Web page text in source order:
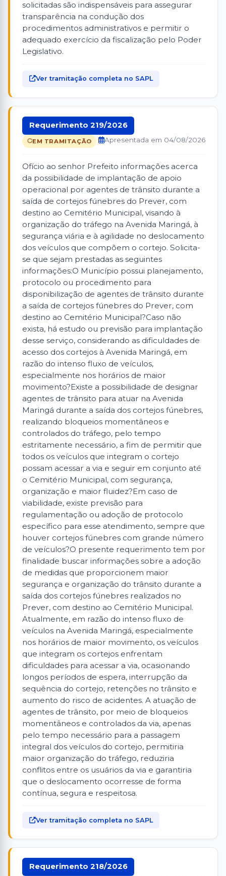
solicitadas são indispensáveis para assegurar
transparência na condução dos
procedimentos administrativos e permitir o
adequado exercício da fiscalização pelo Poder
Legislativo.
Ver tramitação completa no SAPL
Requerimento 219/2026
EM TRAMITAÇÃO Apresentada em 04/08/2026
Ofício ao senhor Prefeito informações acerca
da possibilidade de implantação de apoio
operacional por agentes de trânsito durante a
saída de cortejos fúnebres do Prever, com
destino ao Cemitério Municipal, visando à
organização do tráfego na Avenida Maringá, à
segurança viária e à agilidade no deslocamento
dos veículos que compõem o cortejo. Solicita-
se que sejam prestadas as seguintes
informações:O Município possui planejamento,
protocolo ou procedimento para
disponibilização de agentes de trânsito durante
a saída de cortejos fúnebres do Prever, com
destino ao Cemitério Municipal?Caso não
exista, há estudo ou previsão para implantação
desse serviço, considerando as dificuldades de
acesso dos cortejos à Avenida Maringá, em
razão do intenso fluxo de veículos,
especialmente nos horários de maior
movimento?Existe a possibilidade de designar
agentes de trânsito para atuar na Avenida
Maringá durante a saída dos cortejos fúnebres,
realizando bloqueios momentâneos e
controlados do tráfego, pelo tempo
estritamente necessário, a fim de permitir que
todos os veículos que integram o cortejo
possam acessar a via e seguir em conjunto até
o Cemitério Municipal, com segurança,
organização e maior fluidez?Em caso de
viabilidade, existe previsão para
regulamentação ou adoção de protocolo
específico para esse atendimento, sempre que
houver cortejos fúnebres com grande número
de veículos?O presente requerimento tem por
finalidade buscar informações sobre a adoção
de medidas que proporcionem maior
segurança e organização do trânsito durante a
saída dos cortejos fúnebres realizados no
Prever, com destino ao Cemitério Municipal.
Atualmente, em razão do intenso fluxo de
veículos na Avenida Maringá, especialmente
nos horários de maior movimento, os veículos
que integram os cortejos enfrentam
dificuldades para acessar a via, ocasionando
longos períodos de espera, interrupção da
sequência do cortejo, retenções no trânsito e
aumento do risco de acidentes. A atuação de
agentes de trânsito, por meio de bloqueios
momentâneos e controlados da via, apenas
pelo tempo necessário para a passagem
integral dos veículos do cortejo, permitiria
maior organização do tráfego, reduziria
conflitos entre os usuários da via e garantiria
que o deslocamento ocorresse de forma
contínua, segura e respeitosa.
Ver tramitação completa no SAPL
Requerimento 218/2026